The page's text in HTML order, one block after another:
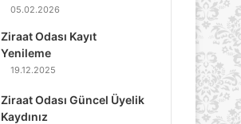
05.02.2026
Ziraat Odası Kayıt
Yenileme
19.12.2025
Ziraat Odası Güncel Üyelik
Kaydınız